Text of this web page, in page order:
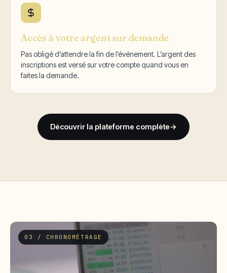
Accès à votre argent sur demande
Pas obligé d’attendre la fin de l’événement. L’argent des
inscriptions est versé sur votre compte quand vous en
faites la demande.
Découvrir la plateforme complète→
03 / CHRONOMÉTRAGE